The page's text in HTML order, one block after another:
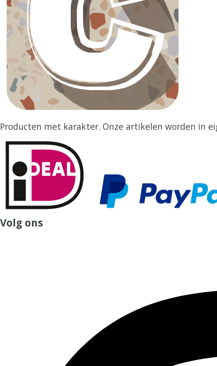
Producten met karakter. Onze artikelen worden in
Volg ons